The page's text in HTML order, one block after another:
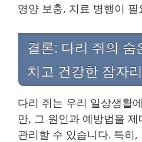
영양 보충, 치료 병행이
결론: 다리 쥐의 숨
치고 건강한 잠자
다리 쥐는 우리 일상생활
만, 그 원인과 예방법을
관리할 수 있습니다. 특히